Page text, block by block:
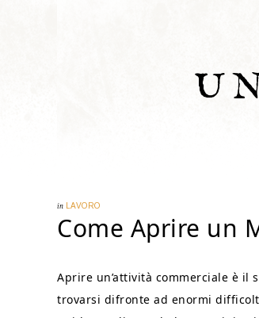
in LAVORO
Come Aprire un
Aprire un’attività commerciale è
trovarsi difronte ad enormi